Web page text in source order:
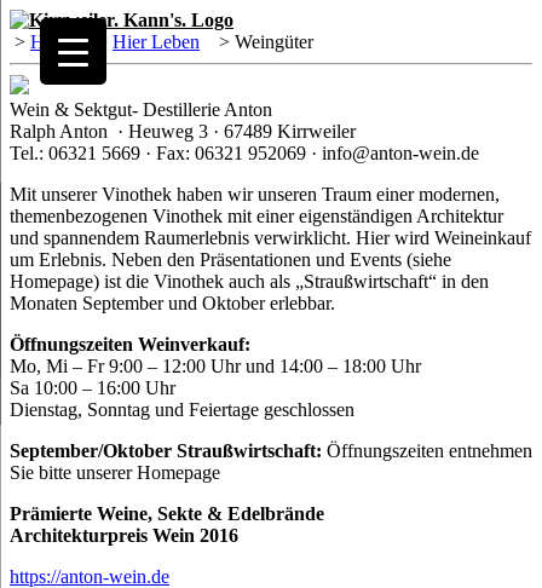
> Home> Hier Leben > Weingüter
Wein & Sektgut- Destillerie Anton
Ralph Anton · Heuweg 3 · 67489 Kirrweiler
Tel.: 06321 5669 · Fax: 06321 952069 · info@anton-wein.de
Mit unserer Vinothek haben wir unseren Traum einer modernen,
themenbezogenen Vinothek mit einer eigenständigen Architektur
und spannendem Raumerlebnis verwirklicht. Hier wird Weineinkauf
um Erlebnis. Neben den Präsentationen und Events (siehe
Homepage) ist die Vinothek auch als „Straußwirtschaft“ in den
Monaten September und Oktober erlebbar.
Öffnungszeiten Weinverkauf:
Mo, Mi – Fr 9:00 – 12:00 Uhr und 14:00 – 18:00 Uhr
Sa 10:00 – 16:00 Uhr
Dienstag, Sonntag und Feiertage geschlossen
September/Oktober Straußwirtschaft: Öffnungszeiten entnehmen
Sie bitte unserer Homepage
Prämierte Weine, Sekte & Edelbrände
Architekturpreis Wein 2016
https://anton-wein.de